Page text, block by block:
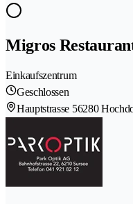
Migros
Einkaufszentrum
Geschlossen
Hauptstrasse 56280